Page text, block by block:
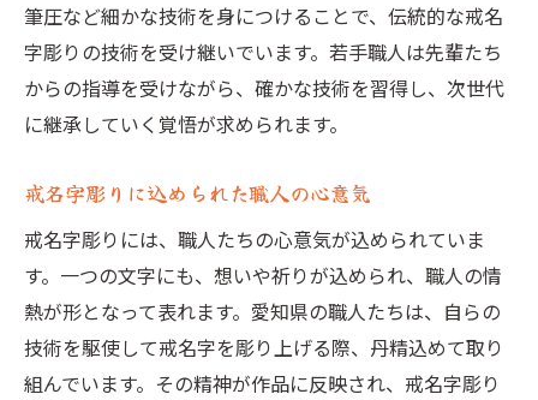
筆圧など細かな技術を身につけることで、伝統的な戒名
字彫りの技術を受け継いでいます。若手職人は先輩たち
からの指導を受けながら、確かな技術を習得し、次世代
に継承していく覚悟が求められます。
戒名字彫りに込められた職人の心意気
戒名字彫りには、職人たちの心意気が込められていま
す。一つの文字にも、想いや祈りが込められ、職人の情
熱が形となって表れます。愛知県の職人たちは、自らの
技術を駆使して戒名字を彫り上げる際、丹精込めて取り
組んでいます。その精神が作品に反映され、戒名字彫り